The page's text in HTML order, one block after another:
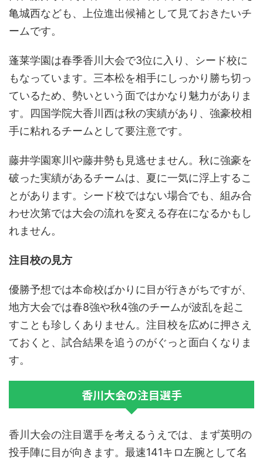
亀城西なども、上位進出候補として見ておきたいチ
ームです。
蓬莱学園は春季香川大会で3位に入り、シード校に
もなっています。三本松を相手にしっかり勝ち切っ
ているため、勢いという面ではかなり魅力がありま
す。四国学院大香川西は秋の実績があり、強豪校相
手に粘れるチームとして要注意です。
藤井学園寒川や藤井勢も見逃せません。秋に強豪を
破った実績があるチームは、夏に一気に浮上するこ
とがあります。シード校ではない場合でも、組み合
わせ次第では大会の流れを変える存在になるかもし
れません。
注目校の見方
優勝予想では本命校ばかりに目が行きがちですが、
地方大会では春8強や秋4強のチームが波乱を起こ
すことも珍しくありません。注目校を広めに押さえ
ておくと、試合結果を追うのがぐっと面白くなりま
す。
香川大会の注目選手
香川大会の注目選手を考えるうえでは、まず英明の
投手陣に目が向きます。最速141キロ左腕として名